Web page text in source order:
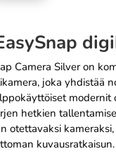
Camera Silver on
joka yhdistää
modernit
hetkien
otettavaksi
kuvausratkaisun.